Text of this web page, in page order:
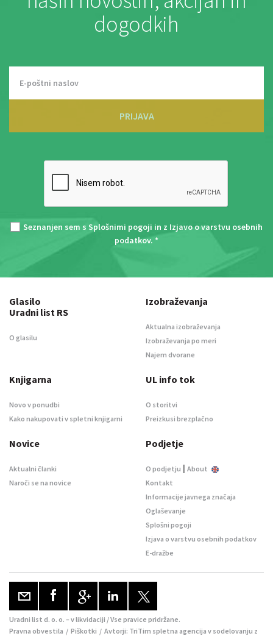
dogodkih
PRIJAVA
Seznanjen sem s Splošnimi pogoji in z Izjavo o varstvu osebnih
podatkov. *
Glasilo
Uradni list RS
O glasilu
Izobraževanja
Aktualna izobraževanja
Izobraževanja po meri
Najem dvorane
Knjigarna
Novo v ponudbi
Kako nakupovati v spletni knjigarni
UL info tok
O storitvi
Preizkusi brezplačno
Novice
Aktualni članki
Naroči se na novice
Podjetje
O podjetju | About
Kontakt
Informacije javnega značaja
Oglaševanje
Splošni pogoji
Izjava o varstvu osebnih podatkov
E-dražbe
Uradni list d. o. o. – v likvidaciji / Vse pravice pridržane.
Pravna obvestila / Piškotki / Avtorji: TriTim spletna agencija v sodelovanju z